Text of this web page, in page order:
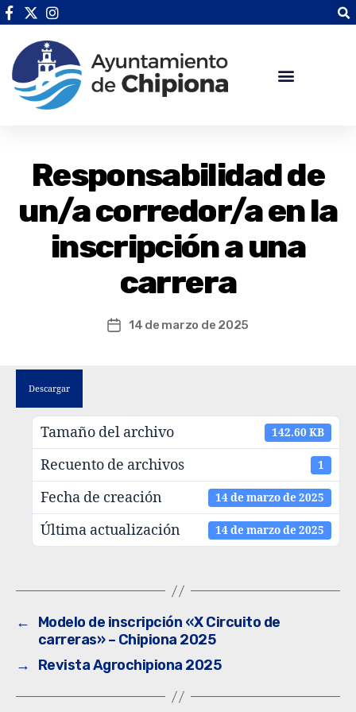
Responsabilidad de
un/a corredor/a en la
inscripción a una
carrera
14 de marzo de 2025
Descargar
Tamaño del archivo 142.60 KB
Recuento de archivos 1
Fecha de creación 14 de marzo de 2025
Última actualización 14 de marzo de 2025
←
Modelo de inscripción «X Circuito de
carreras» – Chipiona 2025
→
Revista Agrochipiona 2025